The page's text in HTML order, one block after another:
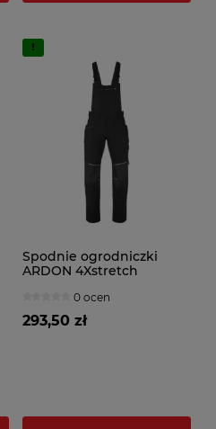
Spodnie ogrodniczki
ARDON 4Xstretch
0 ocen
293,50 zł